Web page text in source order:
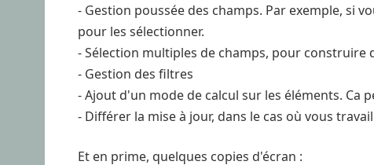
- Gestion poussée des champs. Par exemple, si
pour les sélectionner.
- Sélection multiples de champs, pour construire
- Gestion des filtres
- Ajout d'un mode de calcul sur les éléments. Ca
- Différer la mise à jour, dans le cas où vous
Et en prime, quelques copies d'écran :